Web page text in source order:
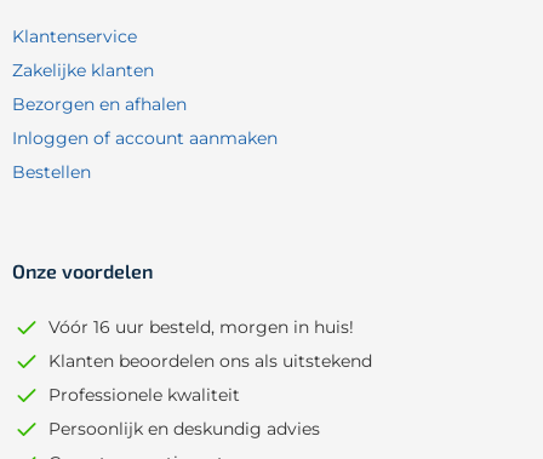
Klantenservice
Zakelijke klanten
Bezorgen en afhalen
Inloggen of account aanmaken
Bestellen
Onze voordelen
Vóór 16 uur besteld, morgen in huis!
Klanten beoordelen ons als uitstekend
Professionele kwaliteit
Persoonlijk en deskundig advies